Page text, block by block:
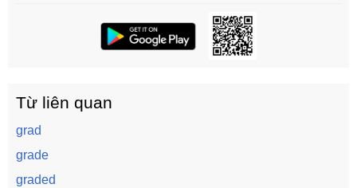
Từ liên quan
grad
grade
graded